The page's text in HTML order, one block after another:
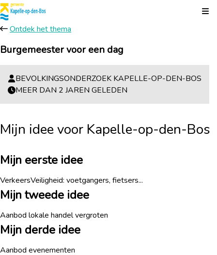
Ontdek het thema
Burgemeester voor een dag
BEVOLKINGSONDERZOEK KAPELLE-OP-DEN-BOS
MEER DAN 2 JAREN GELEDEN
Mijn idee voor Kapelle-op-den-Bos
Mijn eerste idee
VerkeersVeiligheid: voetgangers, fietsers...
Mijn tweede idee
Aanbod lokale handel vergroten
Mijn derde idee
Aanbod evenementen